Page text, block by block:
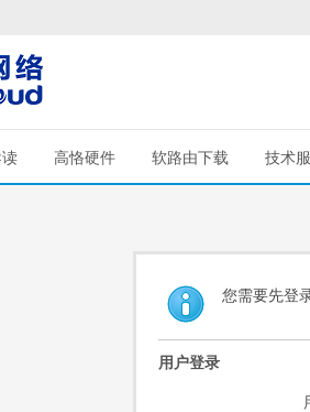
高恪硬件 软路由下载 技术
您需要先登
用户登录